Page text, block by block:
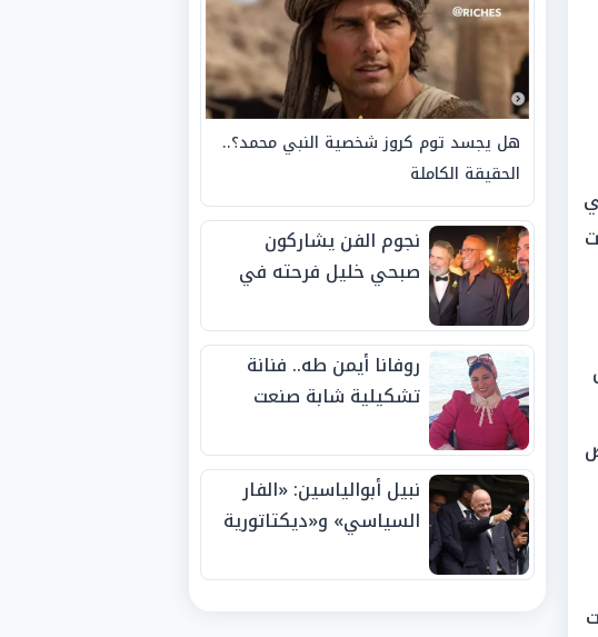
هل يجسد توم كروز شخصية النبي محمد؟..
الحقيقة الكاملة
نجوم الفن يشاركون
صبحي خليل فرحته في
روفانا أيمن طه.. فنانة
تشكيلية شابة صنعت
الجوائز منذ الصغر
نبيل أبوالياسين: «الفار
السياسي» و«ديكتاتورية
الفيفا».. وإقالة